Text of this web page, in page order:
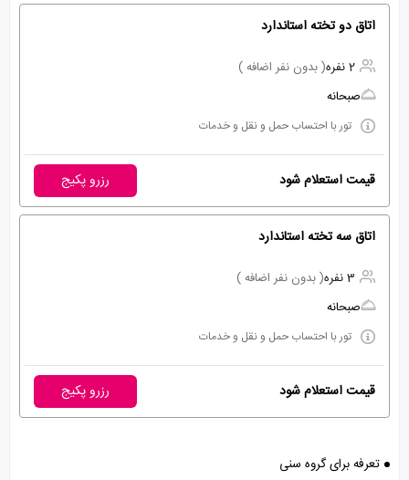
اتاق دو تخته استاندارد
2 نفره
( بدون نفر اضافه )
صبحانه
تور با احتساب حمل و نقل و خدمات
قیمت استعلام شود رزرو پکیج
اتاق سه تخته استاندارد
3 نفره
( بدون نفر اضافه )
صبحانه
تور با احتساب حمل و نقل و خدمات
قیمت استعلام شود رزرو پکیج
تعرفه برای گروه سنی